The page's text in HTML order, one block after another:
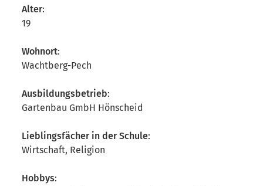
Alter:
19
Wohnort:
Wachtberg-Pech
Ausbildungsbetrieb:
Gartenbau GmbH Hönscheid
Lieblingsfächer in der Schule:
Wirtschaft, Religion
Hobbys: